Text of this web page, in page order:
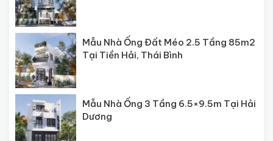
Mẫu Nhà Ống Đất Méo 2.5 Tầng 85m2
Tại Tiền Hải, Thái Bình
Mẫu Nhà Ống 3 Tầng 6.5×9.5m Tại Hải
Dương